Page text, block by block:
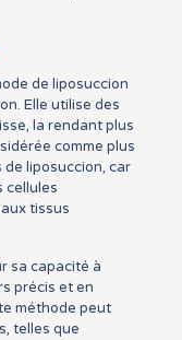
de liposuccion
Elle utilise des
la rendant plus
comme plus
liposuccion, car
cellules
tissus
sa capacité à
précis et en
méthode peut
telles que